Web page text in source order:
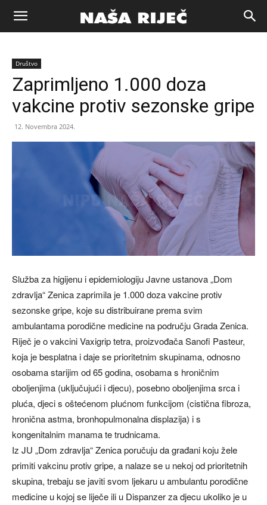
Naša
riječ
Društvo
Zaprimljeno 1.000 doza
vakcine protiv sezonske gripe
12. Novembra 2024.
Služba za higijenu i epidemiologiju Javne ustanova „Dom
zdravlja“ Zenica zaprimila je 1.000 doza vakcine protiv
sezonske gripe, koje su distribuirane prema svim
ambulantama porodične medicine na području Grada Zenica.
Riječ je o vakcini Vaxigrip tetra, proizvođača Sanofi Pasteur,
koja je besplatna i daje se prioritetnim skupinama, odnosno
osobama starijim od 65 godina, osobama s hroničnim
oboljenjima (uključujući i djecu), posebno oboljenjima srca i
pluća, djeci s oštećenom plućnom funkcijom (cistična fibroza,
hronična astma, bronhopulmonalna displazija) i s
kongenitalnim manama te trudnicama.
Iz JU „Dom zdravlja“ Zenica poručuju da građani koju žele
primiti vakcinu protiv gripe, a nalaze se u nekoj od prioritetnih
skupina, trebaju se javiti svom ljekaru u ambulantu porodične
medicine u kojoj se liječe ili u Dispanzer za djecu ukoliko je u